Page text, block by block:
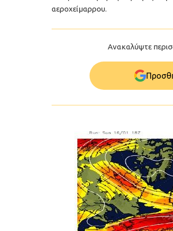
αεροχείμαρρου.
Ανακαλύψτε